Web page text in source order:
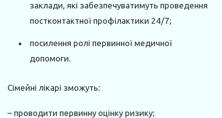
заклади, які забезпечуватимуть проведення
постконтактної профілактики 24/7;
посилення ролі первинної медичної
допомоги.
Сімейні лікарі зможуть:
– проводити первинну оцінку ризику;